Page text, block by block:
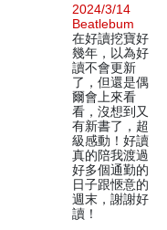
2024/3/14
Beatlebum
在好讀挖寶好
幾年，以為好
讀不會更新
了，但還是偶
爾會上來看
看，沒想到又
有新書了，超
級感動！好讀
真的陪我渡過
好多個通勤的
日子跟愜意的
週末，謝謝好
讀！